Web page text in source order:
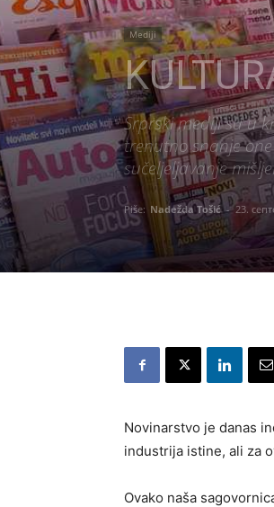
Mediji
Srprski mediji su u
trenutno snanje
sučeljeljavanje
Piše: Nadežda Tošić - 23.
Novinarstvo je danas
industrija istine, ali za
Ovako naša